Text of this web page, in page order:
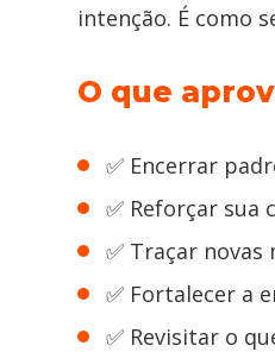
intenção. É como
O que
✅ Encerrar
✅ Reforçar sua
✅ Traçar
✅ Fortalecer a
✅ Revisitar o